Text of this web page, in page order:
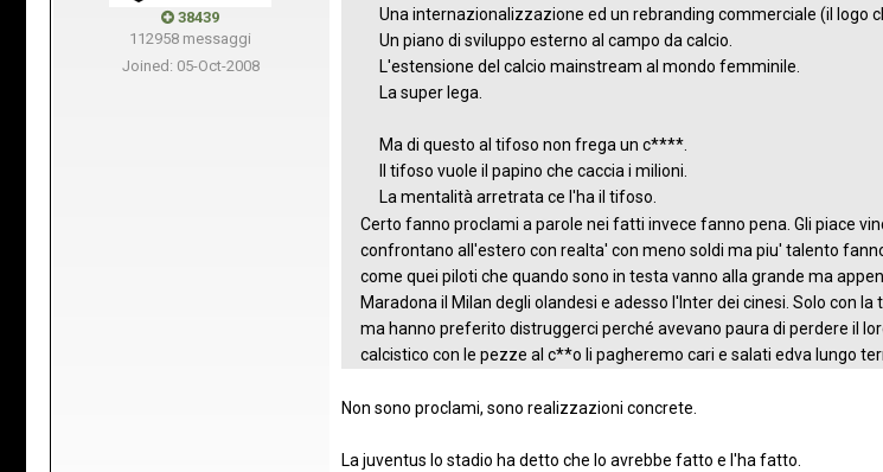
38439
112958 messaggi
Joined: 05-Oct-2008
Una internazionalizzazione ed un rebranding commerciale (il logo
Un piano di sviluppo esterno al campo da calcio.
L'estensione del calcio mainstream al mondo femminile.
La super lega.
Ma di questo al tifoso non frega un c****.
Il tifoso vuole il papino che caccia i milioni.
La mentalità arretrata ce l'ha il tifoso.
Certo fanno proclami a parole nei fatti invece fanno pena. Gli piace
confrontano all'estero con realta' con meno soldi ma piu' talento
come quei piloti che quando sono in testa vanno alla grande ma
Maradona il Milan degli olandesi e adesso l'Inter dei cinesi. Solo con
ma hanno preferito distruggerci perché avevano paura di perdere il
calcistico con le pezze al c**o li pagheremo cari e salati edva lungo
Non sono proclami, sono realizzazioni concrete.
La juventus lo stadio ha detto che lo avrebbe fatto e l'ha fatto.